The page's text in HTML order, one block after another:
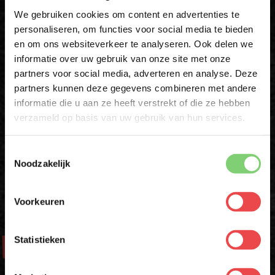
We gebruiken cookies om content en advertenties te
personaliseren, om functies voor social media te bieden
en om ons websiteverkeer te analyseren. Ook delen we
informatie over uw gebruik van onze site met onze
partners voor social media, adverteren en analyse. Deze
partners kunnen deze gegevens combineren met andere
informatie die u aan ze heeft verstrekt of die ze hebben
verzameld op basis van uw gebruik van hun services.
Noodzakelijk
Voorkeuren
Statistieken
10% korting op je
eerste bestelling*
Schrijf je in voor onze nieuwsbrief en ontvang direct
10% korting op jouw eerste bestelling.
VOORNAAM
ACHTERNAAM
Altijd als eerste op de hoogte zijn van nieuwe acties,
inspiratie en tips om nóg meer uit jouw vlees te halen?
Met de BBQuality App voor Android en iOS ontvang je ook
exclusieve App-Only deals die je nergens anders vindt.
Download 'm nu en ontdek het gemak zelf!
Aanbod